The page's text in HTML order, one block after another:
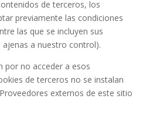
de terceros, los
previamente las condiciones
las que se incluyen sus
a nuestro control).
por no acceder a esos
de terceros no se instalan
externos de este sitio